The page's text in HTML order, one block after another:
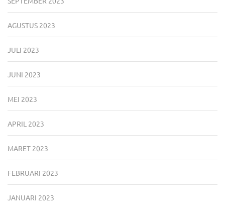
AGUSTUS 2023
JULI 2023
JUNI 2023
MEI 2023
APRIL 2023
MARET 2023
FEBRUARI 2023
JANUARI 2023